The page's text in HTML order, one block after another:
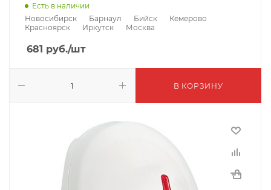
Есть в наличии
Новосибирск
Барнаул Бийск
Кемерово
Красноярск
Иркутск Москва
681 руб./шт
В КОРЗИНУ